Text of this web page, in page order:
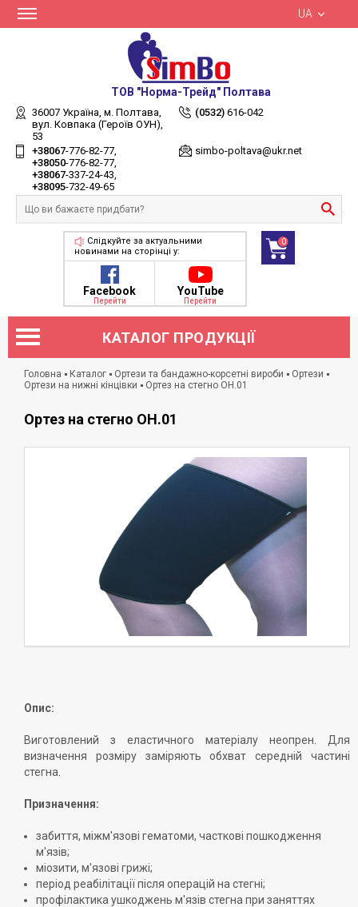
UA
ТОВ "Норма-Трейд" Полтава
36007 Україна, м. Полтава,
вул. Ковпака (Героїв ОУН),
53
(0532) 616-042
+38067-776-82-77
+38050-776-82-77
+38067-337-24-43
+38095-732-49-65
simbo-poltava@ukr.net
Слідкуйте за актуальними
новинами на сторінці у:
Facebook
Перейти
YouTube
Перейти
0
Головна Каталог Ортези та бандажно-корсетні вироби
Ортези
Ортези на нижні кінцівки
Ортез на стегно ОН.01
Ортез на стегно ОН.01
Опис:
Виготовлений з еластичного матеріалу неопрен. Для
визначення розміру заміряють обхват середній частині
стегна.
Призначення:
забиття, міжм'язові гематоми, часткові пошкодження
м'язів;
міозити, м'язові грижі;
період реабілітації після операцій на стегні;
профілактика ушкоджень м'язів стегна при заняттях
КАТАЛОГ ПРОДУКЦІЇ